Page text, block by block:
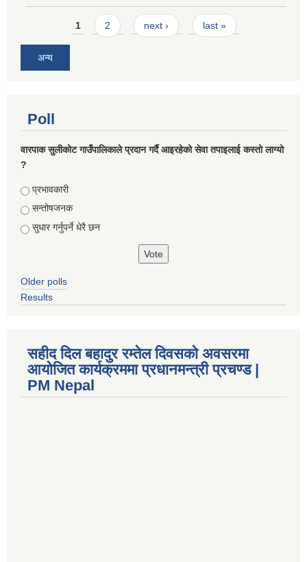
Pages1 2 next › last »
अन्य
Poll
वारपाक सुलीकोट गाउँपालिकाले प्रदान गर्दै आइरहेको सेवा तपाइलाई कस्तो लाग्यो
?
Choices
प्रभावकारी
सन्तोषजनक
सुधार गर्नुपर्ने धेरै छन
Older polls
Results
सहीद दिल बहादुर रम्तेल दिवसको अवसरमा
आयोजित कार्यक्रममा प्रधानमन्त्री प्रचण्ड |
PM Nepal